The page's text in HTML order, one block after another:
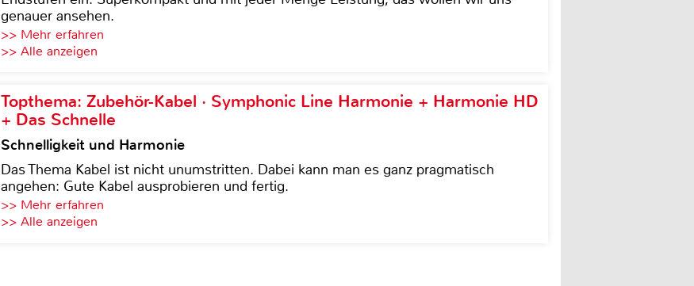
genauer ansehen.
>> Mehr erfahren
>> Alle anzeigen
Topthema: Zubehör-Kabel · Symphonic Line Harmonie + Harmonie HD
+ Das Schnelle
Schnelligkeit und Harmonie
Das Thema Kabel ist nicht unumstritten. Dabei kann man es ganz pragmatisch
angehen: Gute Kabel ausprobieren und fertig.
>> Mehr erfahren
>> Alle anzeigen